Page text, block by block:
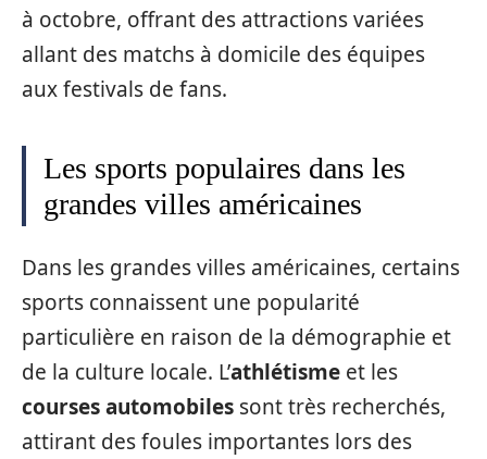
à octobre, offrant des attractions variées
allant des matchs à domicile des équipes
aux festivals de fans.
Les sports populaires dans les
grandes villes américaines
Dans les grandes villes américaines, certains
sports connaissent une popularité
particulière en raison de la démographie et
de la culture locale. L’athlétisme et les
courses automobiles sont très recherchés,
attirant des foules importantes lors des